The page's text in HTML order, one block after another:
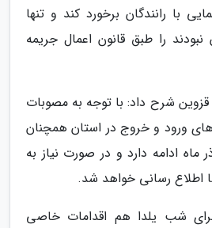
با رانندگان برخورد کند و تنها
را طبق قانون اعمال جریمه
قزوین شرح داد: با توجه به مصوبات
ورود و خروج در استان همچنان
ماه ادامه دارد و در صورت نیاز به
اطلاع رسانی خواهد شد.
برای شب یلدا هم اقدامات خاصی